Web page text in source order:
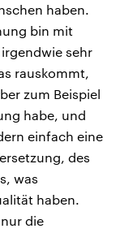
haben.
bin mit
sehr
rauskommt,
zum Beispiel
habe, und
einfach eine
des
was
haben.
die